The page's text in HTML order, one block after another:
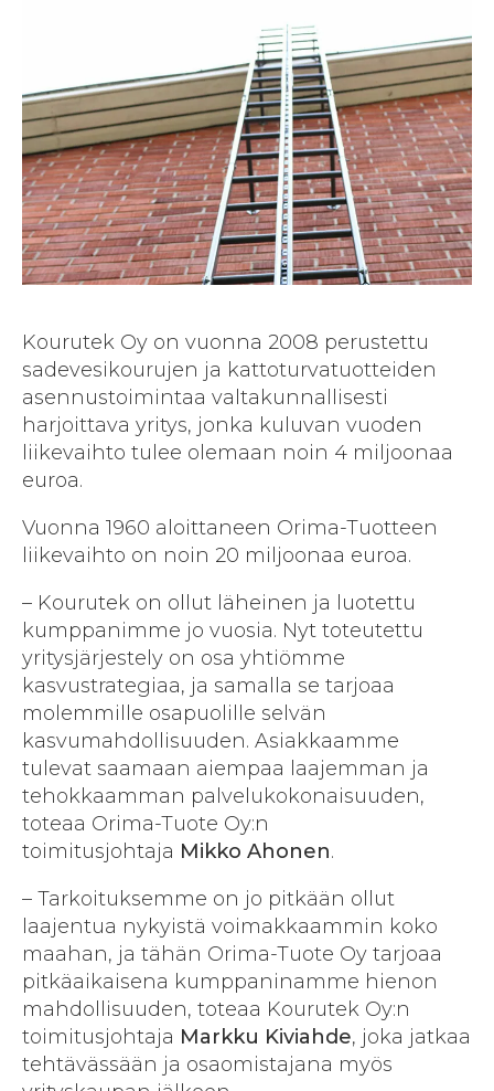
Kourutek Oy on vuonna 2008 perustettu
sadevesikourujen ja kattoturvatuotteiden
asennustoimintaa valtakunnallisesti
harjoittava yritys, jonka kuluvan vuoden
liikevaihto tulee olemaan noin 4 miljoonaa
euroa.
Vuonna 1960 aloittaneen Orima-Tuotteen
liikevaihto on noin 20 miljoonaa euroa.
– Kourutek on ollut läheinen ja luotettu
kumppanimme jo vuosia. Nyt toteutettu
yritysjärjestely on osa yhtiömme
kasvustrategiaa, ja samalla se tarjoaa
molemmille osapuolille selvän
kasvumahdollisuuden. Asiakkaamme
tulevat saamaan aiempaa laajemman ja
tehokkaamman palvelukokonaisuuden,
toteaa Orima-Tuote Oy:n
toimitusjohtaja Mikko Ahonen.
– Tarkoituksemme on jo pitkään ollut
laajentua nykyistä voimakkaammin koko
maahan, ja tähän Orima-Tuote Oy tarjoaa
pitkäaikaisena kumppaninamme hienon
mahdollisuuden, toteaa Kourutek Oy:n
toimitusjohtaja Markku Kiviahde, joka jatkaa
tehtävässään ja osaomistajana myös